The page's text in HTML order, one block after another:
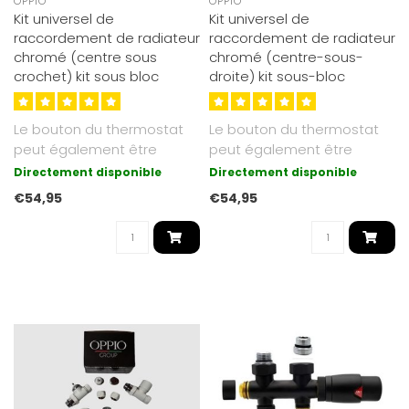
Kit universel de
raccordement de radiateur
chromé (centre sous
crochet) kit sous bloc
Le bouton du thermostat
peut également être
raccordé séparément à un
autre..
Directement disponible
€54,95
Kit universel de
raccordement de radiateur
chromé (centre-sous-
droite) kit sous-bloc
Le bouton du thermostat
peut également être
raccordé séparément à un
autre..
Directement disponible
€54,95